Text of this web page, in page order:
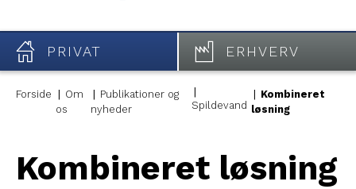
PRIVAT ERHVERV
Forside
Om
os
Publikationer og
nyheder
Spildevand
Kombineret
løsning
Kombineret løsning